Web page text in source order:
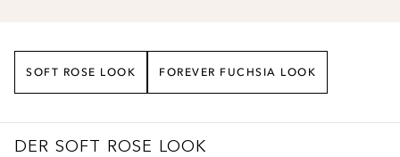
SOFT ROSE LOOK FOREVER FUCHSIA LOOK
DER SOFT ROSE LOOK